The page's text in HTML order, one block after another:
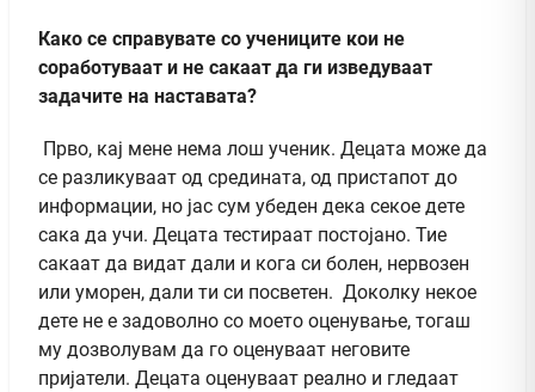
Како се справувате со учениците кои не
соработуваат и не сакаат да ги изведуваат
задачите на наставата?
Прво, кај мене нема лош ученик. Децата може да
се разликуваат од средината, од пристапот до
информации, но јас сум убеден дека секое дете
сака да учи. Децата тестираат постојано. Тие
сакаат да видат дали и кога си болен, нервозен
или уморен, дали ти си посветен. Доколку некое
дете не е задоволно со моето оценување, тогаш
му дозволувам да го оценуваат неговите
пријатели. Децата оценуваат реално и гледаат